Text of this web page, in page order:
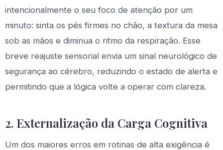
intencionalmente o seu foco de atenção por um
minuto: sinta os pés firmes no chão, a textura da mesa
sob as mãos e diminua o ritmo da respiração. Esse
breve reajuste sensorial envia um sinal neurológico de
segurança ao cérebro, reduzindo o estado de alerta e
permitindo que a lógica volte a operar com clareza.
2. Externalização da Carga Cognitiva
Um dos maiores erros em rotinas de alta exigência é